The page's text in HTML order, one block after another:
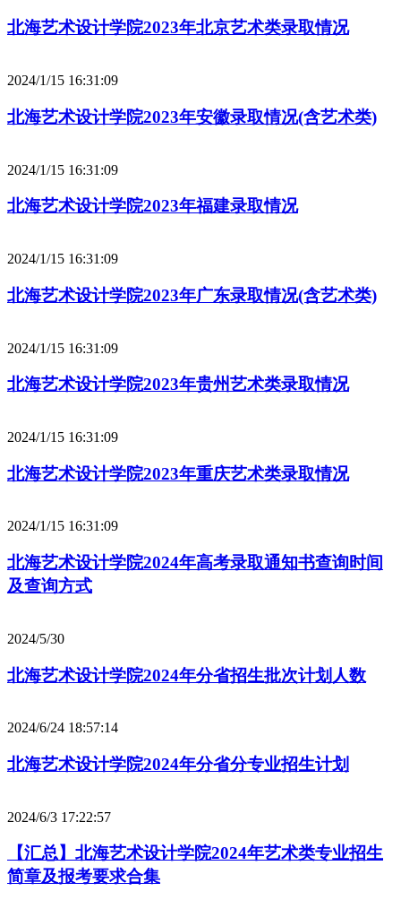
北海艺术设计学院2023年北京艺术类录取情况
2024/1/15 16:31:09
北海艺术设计学院2023年安徽录取情况(含艺术类)
2024/1/15 16:31:09
北海艺术设计学院2023年福建录取情况
2024/1/15 16:31:09
北海艺术设计学院2023年广东录取情况(含艺术类)
2024/1/15 16:31:09
北海艺术设计学院2023年贵州艺术类录取情况
2024/1/15 16:31:09
北海艺术设计学院2023年重庆艺术类录取情况
2024/1/15 16:31:09
北海艺术设计学院2024年高考录取通知书查询时间
及查询方式
2024/5/30
北海艺术设计学院2024年分省招生批次计划人数
2024/6/24 18:57:14
北海艺术设计学院2024年分省分专业招生计划
2024/6/3 17:22:57
【汇总】北海艺术设计学院2024年艺术类专业招生
简章及报考要求合集